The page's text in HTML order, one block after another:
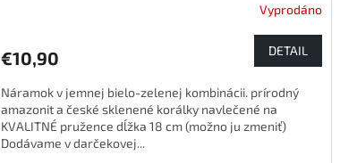
Vyprodáno
€10,90 DETAIL
Náramok v jemnej bielo-zelenej kombinácii. prírodný
amazonit a české sklenené korálky navlečené na
KVALITNÉ pružence dĺžka 18 cm (možno ju zmeniť)
Dodávame v darčekovej...